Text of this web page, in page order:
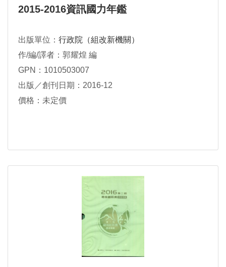
2015-2016資訊國力年鑑
出版單位： 行政院（組改新機關）
作/編/譯者：郭耀煌 編
GPN：1010503007
出版／創刊日期：2016-12
價格：未定價